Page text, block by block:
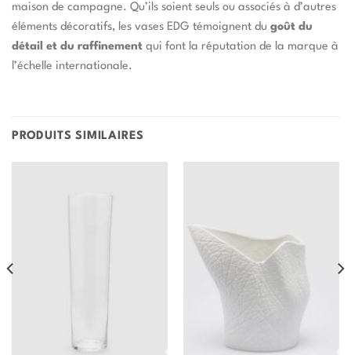
maison de campagne. Qu’ils soient seuls ou associés à d’autres
éléments décoratifs, les vases EDG témoignent du goût du
détail et du raffinement qui font la réputation de la marque à
l’échelle internationale.
PRODUITS SIMILAIRES